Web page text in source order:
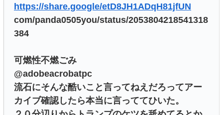
https://share.google/etD8JH1ADqH81jfUN
com/panda0505you/status/2053804218541318
384
可燃性不燃ごみ
@adobeacrobatpc
流石にそんな酷いこと言ってねえだろってアー
カイブ確認したら本当に言っててひいた。